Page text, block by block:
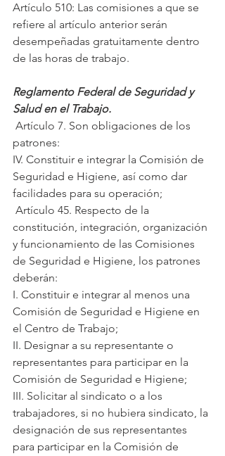
Artículo 510: Las comisiones a que se
refiere al artículo anterior serán
desempeñadas gratuitamente dentro
de las horas de trabajo.
Reglamento Federal de Seguridad y
Salud en el Trabajo.
patrones:
IV. Constituir e integrar la Comisión de
Seguridad e Higiene, así como dar
facilidades para su operación;
constitución, integración, organización
y funcionamiento de las Comisiones
de Seguridad e Higiene, los patrones
deberán:
I. Constituir e integrar al menos una
Comisión de Seguridad e Higiene en
el Centro de Trabajo;
II. Designar a su representante o
representantes para participar en la
Comisión de Seguridad e Higiene;
III. Solicitar al sindicato o a los
trabajadores, si no hubiera sindicato, la
designación de sus representantes
para participar en la Comisión de